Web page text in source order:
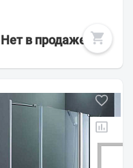
Нет в продаже